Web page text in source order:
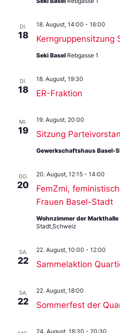
DI.
18 Kerngruppensitzung
18. August, 14:00 - 16:00
Seki Basel Rebgasse 1
DI.
18 ER-Fraktion
18. August, 19:30
MI.
19 Sitzung
19. August, 20:00
Gewerkschaftshaus Basel-
DO.
20
FemZmi,
Frauen Basel-Stadt
20. August, 12:15 - 14:00
Wohnzimmer der Markthalle
Stadt,Schweiz
SA.
22 Sammelaktion
22. August, 10:00 - 12:00
SA.
22 Sommerfest der
22. August, 18:00
24. August, 18:30 - 20:30